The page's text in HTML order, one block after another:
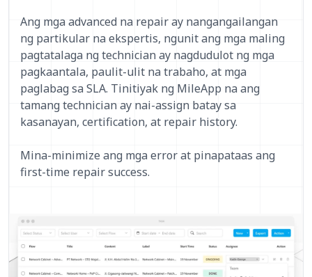
Ang mga advanced na repair ay nangangailangan
ng partikular na ekspertis, ngunit ang mga maling
pagtatalaga ng technician ay nagdudulot ng mga
pagkaantala, paulit-ulit na trabaho, at mga
paglabag sa SLA. Tinitiyak ng MileApp na ang
tamang technician ay nai-assign batay sa
kasanayan, certification, at repair history.
Mina-minimize ang mga error at pinapataas ang
first-time repair success.